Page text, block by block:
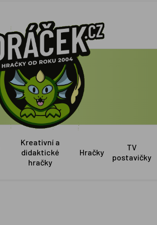
Kreativní a
didaktické
hračky
Hračky
TV
postavičky